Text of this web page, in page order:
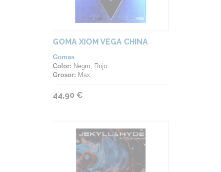
GOMA XIOM VEGA CHINA
Gomas
Color: Negro, Rojo
Grosor: Max
44,90 €